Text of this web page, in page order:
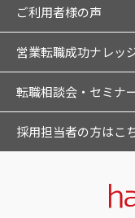
ご利用者様の声
営業転職成功ナレッ
転職相談会・セミナ
採用担当者の方はこ